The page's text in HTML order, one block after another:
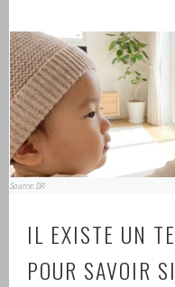
Source: DR
IL EXISTE UN
POUR SAVOIR